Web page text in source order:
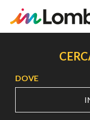
principale
DOVE